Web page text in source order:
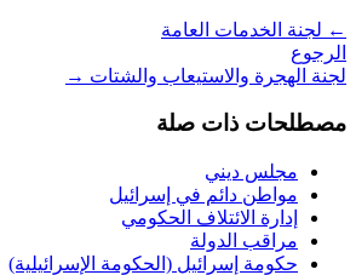
← لجنة الخدمات العامة
الرجوع
لجنة الهجرة والاستيعاب والشتات →
مصطلحات ذات صلة
مجلس ديني
مواطن دائم في إسرائيل
إدارة الائتلاف الحكومي
مراقب الدولة
حكومة إسرائيل (الحكومة الإسرائيلية)